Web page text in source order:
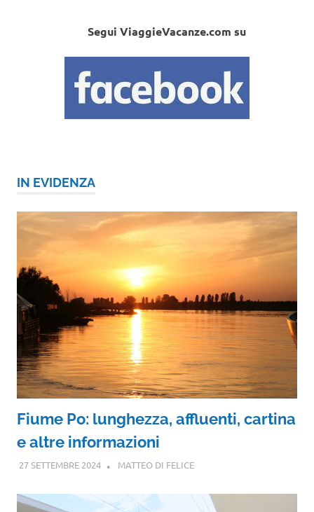
Segui ViaggieVacanze.com su
IN EVIDENZA
Fiume Po: lunghezza, affluenti, cartina
e altre informazioni
27 SETTEMBRE 2024 MATTEO DI FELICE